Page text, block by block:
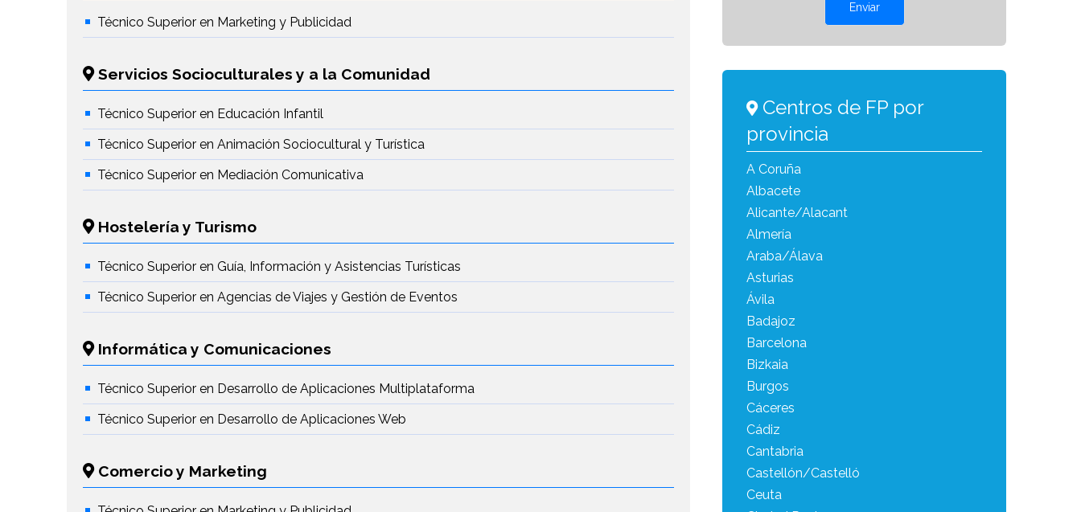
Técnico Superior en Marketing y Publicidad
Servicios Socioculturales y a la Comunidad
Técnico Superior en Educación Infantil
Técnico Superior en Animación Sociocultural y Turística
Técnico Superior en Mediación Comunicativa
Hostelería y Turismo
Técnico Superior en Guía, Información y Asistencias Turísticas
Técnico Superior en Agencias de Viajes y Gestión de Eventos
Informática y Comunicaciones
Técnico Superior en Desarrollo de Aplicaciones Multiplataforma
Técnico Superior en Desarrollo de Aplicaciones Web
Comercio y Marketing
Enviar
Centros de FP por
provincia
A Coruña
Albacete
Alicante/Alacant
Almería
Araba/Álava
Asturias
Ávila
Badajoz
Barcelona
Bizkaia
Burgos
Cáceres
Cádiz
Cantabria
Castellón/Castelló
Ceuta